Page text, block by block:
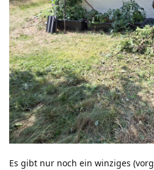
Es gibt nur noch ein winziges